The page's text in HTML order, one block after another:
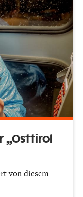
„Osttirol
von diesem